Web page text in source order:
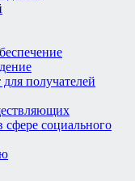
получателей
сфере социального